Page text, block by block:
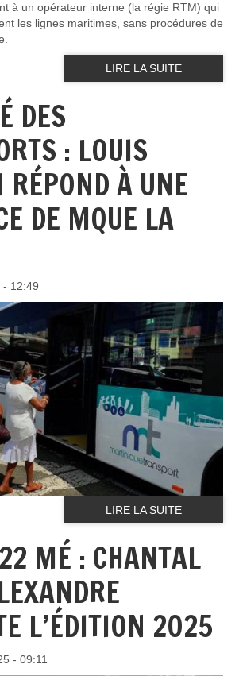
à un opérateur interne (la régie RTM) qui
les lignes maritimes, sans procédures de
LIRE LA SUITE
DES
: LOUIS
RÉPOND À UNE
DE MQUE LA
- 12:49
LIRE LA SUITE
MÉ : CHANTAL
L’ÉDITION 2025
- 09:11